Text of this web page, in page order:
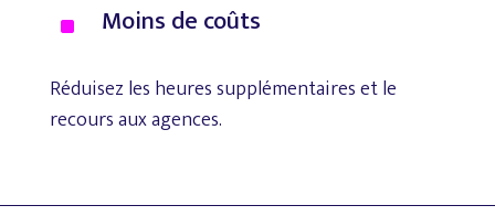
^ Moinsdecoûts
Réduisez les heuressupplémentairesetle
recoursauxagences.